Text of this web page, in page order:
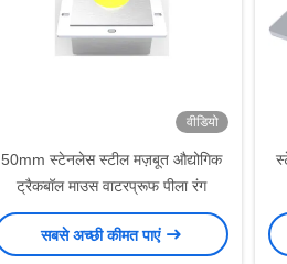
वीडियो
50mm स्टेनलेस स्टील मज़बूत औद्योगिक
ट्रैकबॉल माउस वाटरप्रूफ पीला रंग
सबसे अच्छी कीमत पाएं